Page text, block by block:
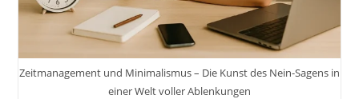
Zeitmanagement und Minimalismus – Die Kunst des Nein-Sagens in
einer Welt voller Ablenkungen